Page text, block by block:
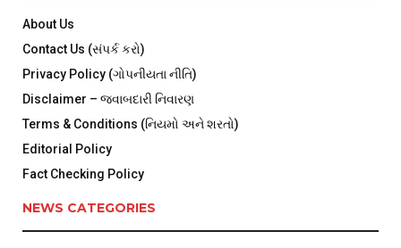
About Us
Contact Us (સંપર્ક કરો)
Privacy Policy (ગોપનીયતા નીતિ)
Disclaimer – જવાબદારી નિવારણ
Terms & Conditions (નિયમો અને શરતો)
Editorial Policy
Fact Checking Policy
NEWS CATEGORIES